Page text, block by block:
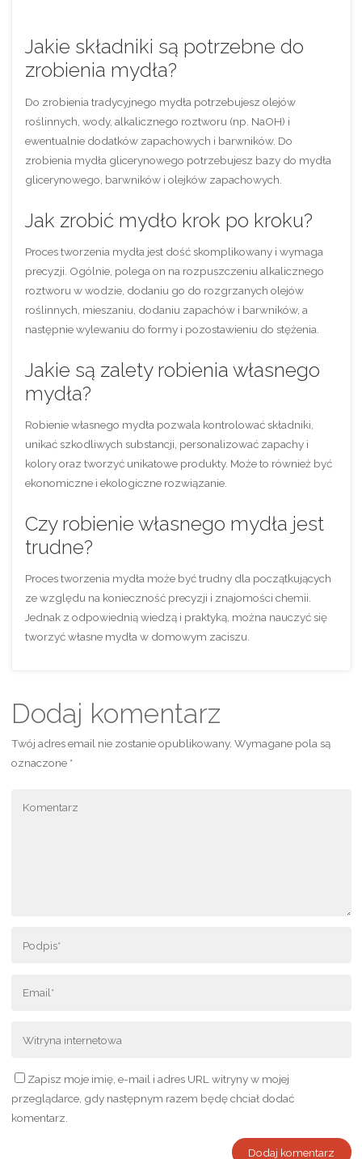
Jakie składniki są potrzebne do
zrobienia mydła?
Do zrobienia tradycyjnego mydła potrzebujesz olejów
roślinnych, wody, alkalicznego roztworu (np. NaOH) i
ewentualnie dodatków zapachowych i barwników. Do
zrobienia mydła glicerynowego potrzebujesz bazy do mydła
glicerynowego, barwników i olejków zapachowych.
Jak zrobić mydło krok po kroku?
Proces tworzenia mydła jest dość skomplikowany i wymaga
precyzji. Ogólnie, polega on na rozpuszczeniu alkalicznego
roztworu w wodzie, dodaniu go do rozgrzanych olejów
roślinnych, mieszaniu, dodaniu zapachów i barwników, a
następnie wylewaniu do formy i pozostawieniu do stężenia.
Jakie są zalety robienia własnego
mydła?
Robienie własnego mydła pozwala kontrolować składniki,
unikać szkodliwych substancji, personalizować zapachy i
kolory oraz tworzyć unikatowe produkty. Może to również być
ekonomiczne i ekologiczne rozwiązanie.
Czy robienie własnego mydła jest
trudne?
Proces tworzenia mydła może być trudny dla początkujących
ze względu na konieczność precyzji i znajomości chemii.
Jednak z odpowiednią wiedzą i praktyką, można nauczyć się
tworzyć własne mydła w domowym zaciszu.
Dodaj komentarz
Twój adres email nie zostanie opublikowany. Wymagane pola są
oznaczone *
Zapisz moje imię, e-mail i adres URL witryny w mojej
przeglądarce, gdy następnym razem będę chciał dodać
komentarz.